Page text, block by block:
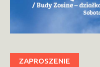
ZAPROSZENIE